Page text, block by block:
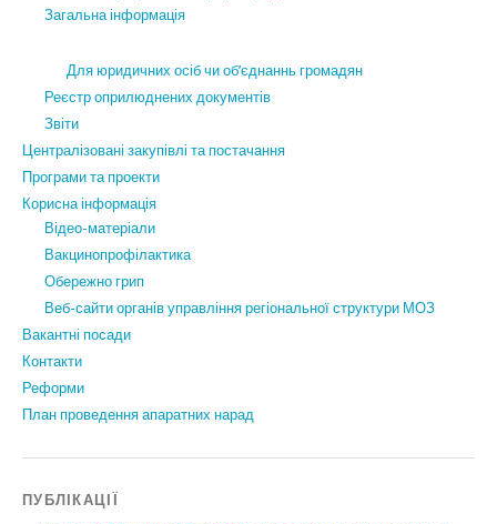
Загальна інформація
Для юридичних осіб чи об’єднаннь громадян
Реєстр оприлюднених документів
Звіти
Централізовані закупівлі та постачання
Програми та проекти
Корисна інформація
Відео-матеріали
Вакцинопрофілактика
Обережно грип
Веб-сайти органів управління регіональної структури МОЗ
Вакантні посади
Контакти
Реформи
План проведення апаратних нарад
ПУБЛІКАЦІЇ